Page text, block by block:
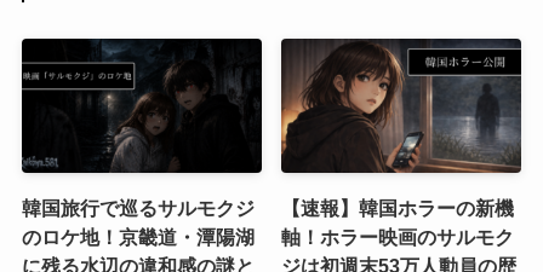
韓国旅行で巡るサルモクジ
のロケ地！京畿道・潭陽湖
に残る水辺の違和感の謎と
【速報】韓国ホラーの新機
軸！ホラー映画のサルモク
ジは初週末53万人動員の歴